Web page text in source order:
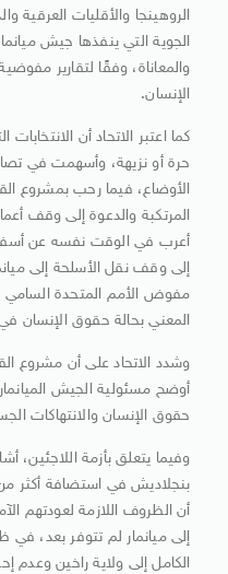
الروهينجا والأقليات العرقية
الجوية التي ينفذها جيش
والمعاناة، وفقًا لتقارير
الإنسان.
كما اعتبر الاتحاد أن
حرة أو نزيهة، وأسهمت في
الأوضاع، فيما رحب بمشروع
المرتكبة والدعوة إلى وقف
أعرب في الوقت نفسه عن
إلى وقف نقل الأسلحة إلى
مفوض الأمم المتحدة السامي
المعني بحالة حقوق الإنسان في
وشدد الاتحاد على أن مشروع
أوضح مسئولية الجيش
حقوق الإنسان والانتهاكات
وفيما يتعلق بأزمة اللاجئين،
بنجلاديش في استضافة أكثر
أن الظروف اللازمة لعودتهم
إلى ميانمار لم تتوفر بعد،
الكامل إلى ولاية راخين وعدم